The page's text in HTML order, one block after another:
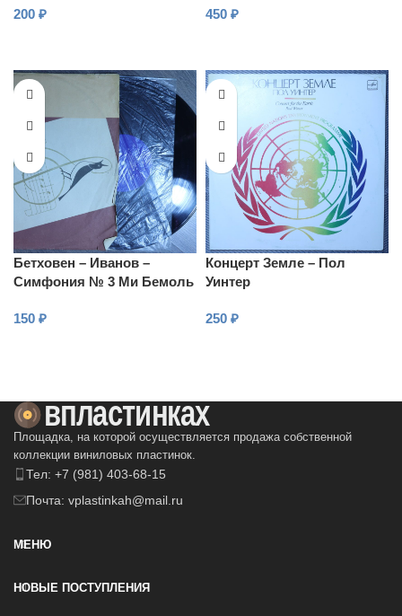
200 ₽ 450 ₽
Бетховен – Иванов –
Симфония № 3 Ми Бемоль
150 ₽
Концерт Земле – Пол
Уинтер
250 ₽
Площадка, на которой осуществляется продажа собственной
коллекции виниловых пластинок.
Тел: +7 (981) 403-68-15
Почта: vplastinkah@mail.ru
МЕНЮ
НОВЫЕ ПОСТУПЛЕНИЯ